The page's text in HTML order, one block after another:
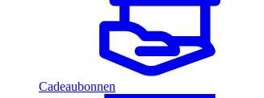
Cadeaubonnen